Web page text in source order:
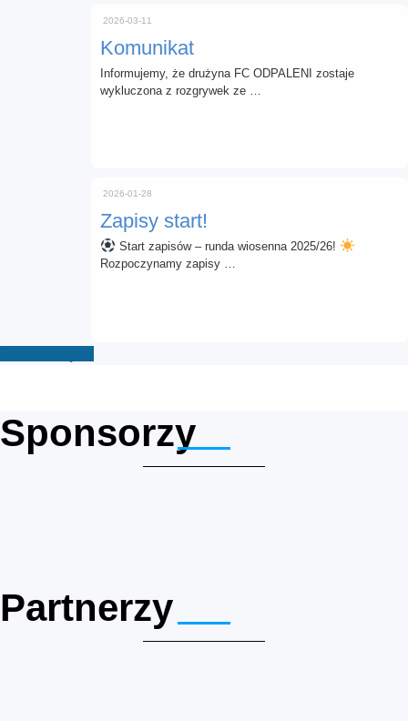
Komunikat
2026-03-11
Informujemy, że drużyna FC ODPALENI zostaje
wykluczona z rozgrywek ze …
Zapisy start!
2026-01-28
Start zapisów – runda wiosenna 2025/26!
Rozpoczynamy zapisy …
Sponsorzy
Partnerzy